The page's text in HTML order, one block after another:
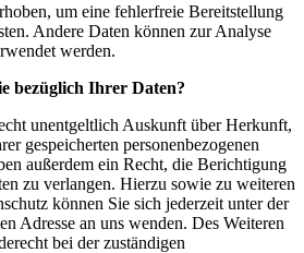
um eine fehlerfreie Bereitstellung
Andere Daten können zur Analyse
werden.
bezüglich Ihrer Daten?
unentgeltlich Auskunft über Herkunft,
gespeicherten personenbezogenen
außerdem ein Recht, die Berichtigung
zu verlangen. Hierzu sowie zu weiteren
können Sie sich jederzeit unter der
Adresse an uns wenden. Des Weiteren
bei der zuständigen